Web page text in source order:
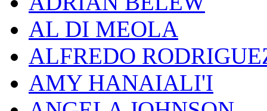
AL DI MEOLA
ALFREDO
AMY HANAIALI'I